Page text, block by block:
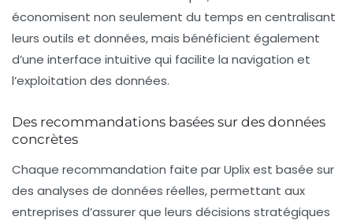
économisent non seulement du temps en centralisant
leurs outils et données, mais bénéficient également
d’une interface intuitive qui facilite la navigation et
l’exploitation des données.
Des recommandations basées sur des données
concrètes
Chaque recommandation faite par Uplix est basée sur
des analyses de données réelles, permettant aux
entreprises d’assurer que leurs décisions stratégiques